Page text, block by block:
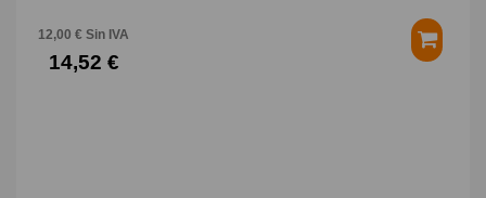
12,00 € Sin IVA
14,52 €